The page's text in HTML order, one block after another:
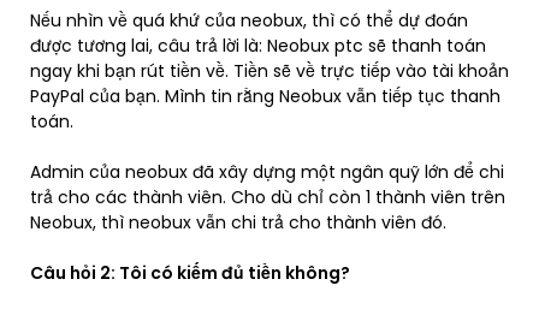
Nếu nhìn về quá khứ của neobux, thì có thể dự đoán
được tương lai, câu trả lời là: Neobux ptc sẽ thanh toán
ngay khi bạn rút tiền về. Tiền sẽ về trực tiếp vào tài khoản
PayPal của bạn. Mình tin rằng Neobux vẫn tiếp tục thanh
toán.
Admin của neobux đã xây dựng một ngân quỹ lớn để chi
trả cho các thành viên. Cho dù chỉ còn 1 thành viên trên
Neobux, thì neobux vẫn chi trả cho thành viên đó.
Câu hỏi 2: Tôi có kiếm đủ tiền không?